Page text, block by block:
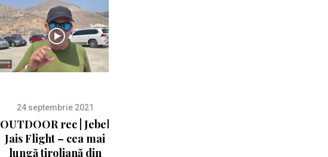
24 septembrie 2021
OUTDOOR rec | Jebel
Jais Flight – cea mai
lungă tiroliană din